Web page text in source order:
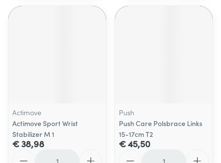
Actimove
Actimove Sport Wrist
Stabilizer M 1
€ 38,98
Push
Push Care Polsbrace Links
15-17cm T2
€ 45,50